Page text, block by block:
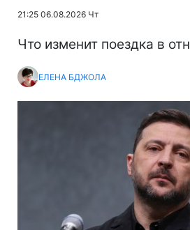
21:25 06.08.2026 Чт
Что изменит поездка в
ЕЛЕНА БДЖОЛА